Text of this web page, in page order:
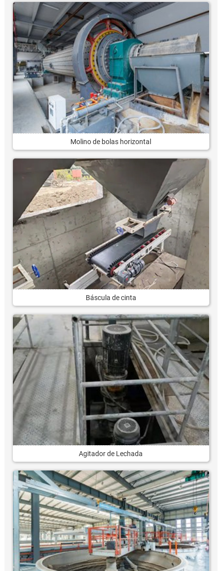
Molino de bolas horizontal
Báscula de cinta
Agitador de Lechada